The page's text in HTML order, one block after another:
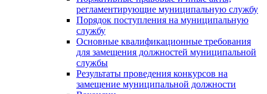
регламентирующие муниципальную службу
Порядок поступления на муниципальную
службу
Основные квалификационные требования
для замещения должностей муниципальной
службы
Результаты проведения конкурсов на
замещение муниципальной должности